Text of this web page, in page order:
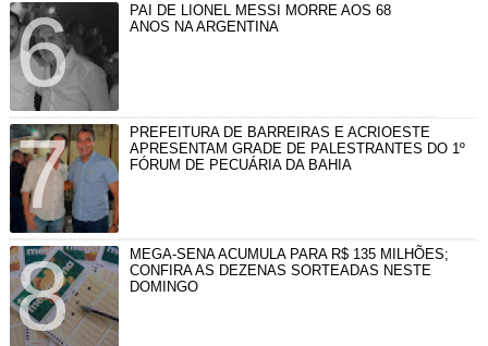
PAI DE LIONEL MESSI MORRE AOS 68
ANOS NA ARGENTINA
PREFEITURA DE BARREIRAS E ACRIOESTE
APRESENTAM GRADE DE PALESTRANTES DO 1º
FÓRUM DE PECUÁRIA DA BAHIA
MEGA-SENA ACUMULA PARA R$ 135 MILHÕES;
CONFIRA AS DEZENAS SORTEADAS NESTE
DOMINGO